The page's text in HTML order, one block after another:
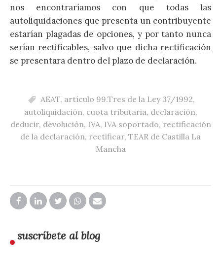
nos encontraríamos con que todas las
autoliquidaciones que presenta un contribuyente
estarían plagadas de opciones, y por tanto nunca
serían rectificables, salvo que dicha rectificación
se presentara dentro del plazo de declaración.
AEAT, artículo 99.Tres de la Ley 37/1992,
autoliquidación, cuota tributaria, declaración,
deducir, devolución, IVA, IVA soportado, rectificación
de la declaración, rectificar, TEAR de Castilla La
Mancha
suscríbete al blog